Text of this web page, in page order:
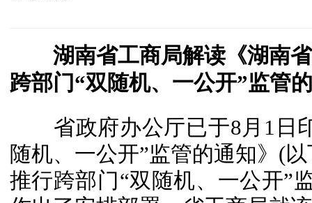
湖南省工商局解读《湖南
跨部门“双随机、一公开”监管
省政府办公厅已于8月1日
随机、一公开”监管的通知》(
推行跨部门“双随机、一公开”